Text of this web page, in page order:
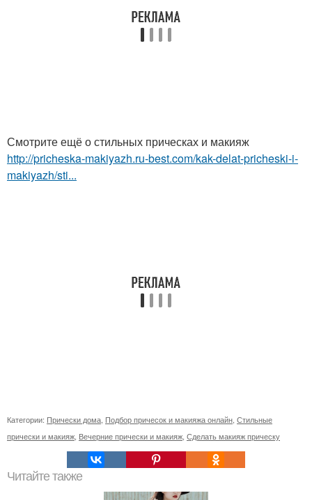
Смотрите ещё о стильных прическах и макияж
http://pricheska-makiyazh.ru-best.com/kak-delat-pricheski-i-
makiyazh/sti...
Категории: Прически дома Подбор причесок и макияжа онлайн Стильные
прически и макияж Вечерние прически и макияж Сделать макияж прическу
Читайте также